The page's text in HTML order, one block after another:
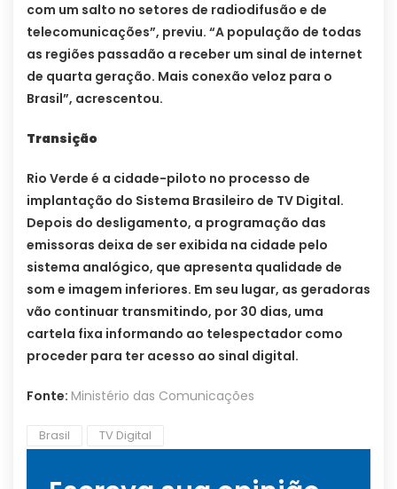
com um salto no setores de radiodifusão e de
telecomunicações”, previu. “A população de todas
as regiões passadão a receber um sinal de internet
de quarta geração. Mais conexão veloz para o
Brasil”, acrescentou.
Transição
Rio Verde é a cidade-piloto no processo de
implantação do Sistema Brasileiro de TV Digital.
Depois do desligamento, a programação das
emissoras deixa de ser exibida na cidade pelo
sistema analógico, que apresenta qualidade de
som e imagem inferiores. Em seu lugar, as geradoras
vão continuar transmitindo, por 30 dias, uma
cartela fixa informando ao telespectador como
proceder para ter acesso ao sinal digital.
Fonte: Ministério das Comunicações
Brasil TV Digital